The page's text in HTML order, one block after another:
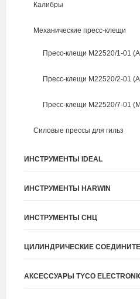
Калибры
Механические пресс-клещи
Пресс-клещи M22520/1-01
Пресс-клещи M22520/2-01
Пресс-клещи M22520/7-01
Силовые прессы для гильз
ИНСТРУМЕНТЫ IDEAL
ИНСТРУМЕНТЫ HARWIN
ИНСТРУМЕНТЫ СНЦ
ЦИЛИНДРИЧЕСКИЕ
АКСЕССУАРЫ TYCO